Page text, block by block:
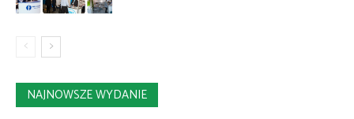
NAJNOWSZE WYDANIE